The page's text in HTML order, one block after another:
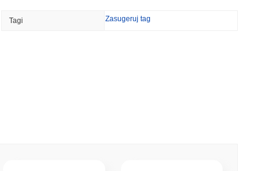
Tagi Zasugeruj tag